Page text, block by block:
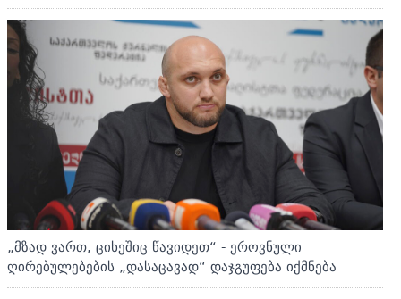
„მზად ვართ, ციხეშიც წავიდეთ“ - ეროვნული
ღირებულებების „დასაცავად“ დაჯგუფება იქმნება